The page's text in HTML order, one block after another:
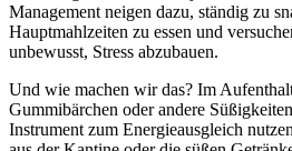
Management neigen dazu, ständig zu
Hauptmahlzeiten zu essen und
unbewusst, Stress abzubauen.
Und wie machen wir das? Im
Gummibärchen oder andere
Instrument zum Energieausgleich